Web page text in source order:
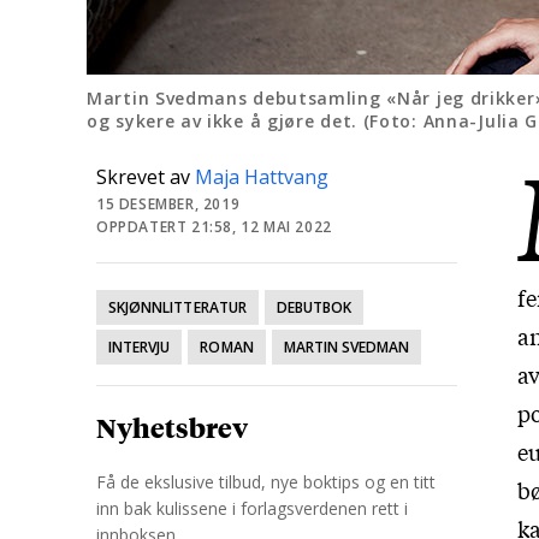
Martin Svedmans debutsamling «Når jeg
og sykere av ikke å gjøre det. (Foto: Anna-Julia
Skrevet av Maja Hattvang
15 DESEMBER, 2019
OPPDATERT 21:58, 12 MAI 2022
SKJØNNLITTERATUR
DEBUTBOK
INTERVJU
ROMAN MARTIN SVEDMAN
Nyhetsbrev
Få de ekslusive tilbud, nye boktips og en titt
inn bak kulissene i forlagsverdenen rett i